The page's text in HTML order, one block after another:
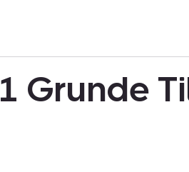
1 Grunde